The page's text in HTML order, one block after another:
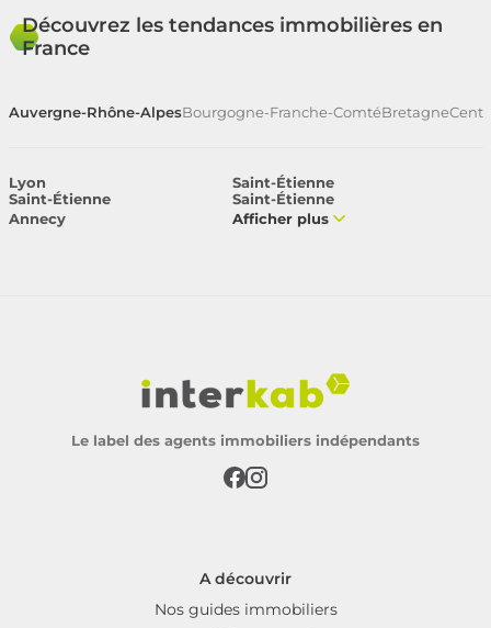
Découvrez les tendances immobilières en
France
Auvergne-Rhône-AlpesBourgogne-Franche-ComtéBretagne
Lyon
Saint-Étienne
Saint-Étienne
Saint-Étienne
Annecy
Afficher plus
Le label des agents immobiliers indépendants
A découvrir
Nos guides immobiliers